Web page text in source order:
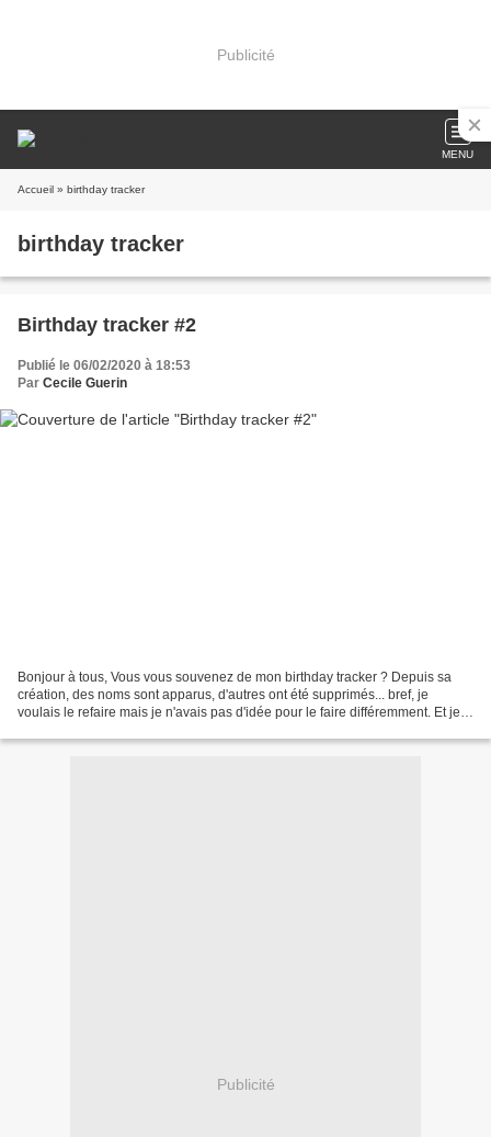
Publicité
MENU
Accueil » birthday tracker
birthday tracker
Birthday tracker #2
Publié le 06/02/2020 à 18:53
Par Cecile Guerin
Bonjour à tous, Vous vous souvenez de mon birthday tracker ? Depuis sa
création, des noms sont apparus, d'autres ont été supprimés... bref, je
voulais le refaire mais je n'avais pas d'idée pour le faire différemment. Et je
Publicité